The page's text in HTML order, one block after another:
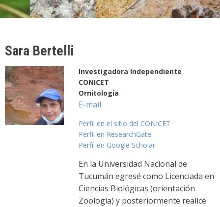
Sara Bertelli
Investigadora Independiente
CONICET
Ornitología
E-mail
Perfil en el sitio del CONICET
Perfil en ResearchGate
Perfil en Google Scholar
En la Universidad Nacional de
Tucumán egresé como Licenciada en
Ciencias Biológicas (orientación
Zoología) y posteriormente realicé